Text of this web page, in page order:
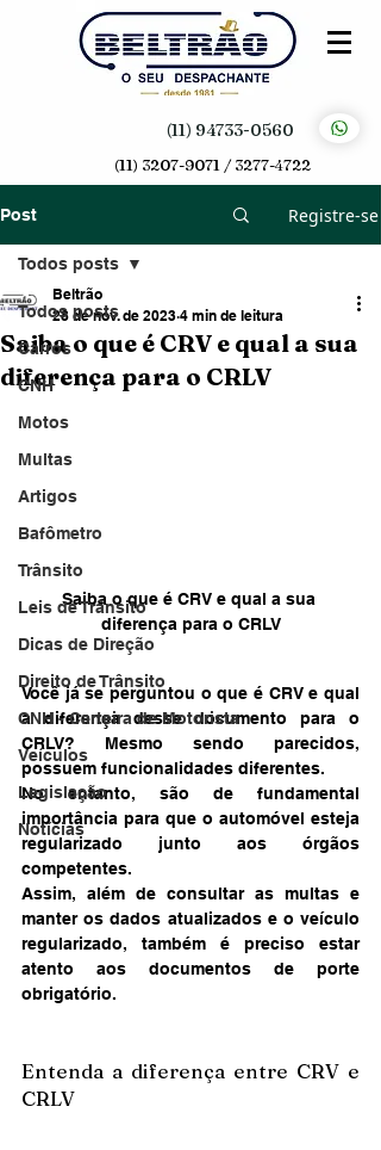
(11) 94733-0560
(11) 3207-9071 / 3277-4722
Post Registre-se
Todos posts
Carros
CNH
Motos
Multas
Artigos
Bafômetro
Trânsito
Leis de Trânsito
Dicas de Direção
Direito de Trânsito
CNH - Carteira de Motorista
Veículos
Legislação
Notícias
Todos posts
Saiba o que é CRV e qual a sua
diferença para o CRLV
Beltrão
28 de nov. de 2023 4 min de leitura
Saiba o que é CRV e qual a sua
diferença para o CRLV
Você já se perguntou o que é CRV e qual
a diferença desse documento para o
CRLV? Mesmo sendo parecidos,
possuem funcionalidades diferentes.
No entanto, são de fundamental
importância para que o automóvel esteja
regularizado junto aos órgãos
competentes.
Assim, além de consultar as multas e
manter os dados atualizados e o veículo
regularizado, também é preciso estar
atento aos documentos de porte
obrigatório.
Entenda a diferença entre CRV e
CRLV